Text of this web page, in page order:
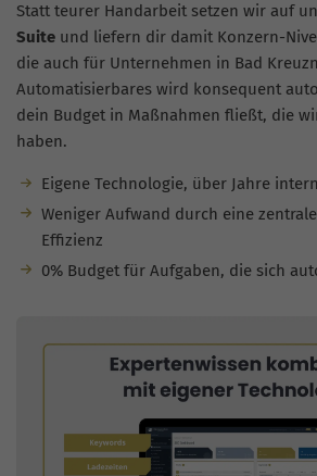
Statt teurer Handarbeit setzen wir auf
Suite und liefern dir damit Konzern-
die auch für Unternehmen in Bad
Automatisierbares wird konsequent
dein Budget in Maßnahmen fließt, die
haben.
Eigene Technologie, über Jahre
Weniger Aufwand durch eine
Effizienz
0% Budget für Aufgaben, die sich